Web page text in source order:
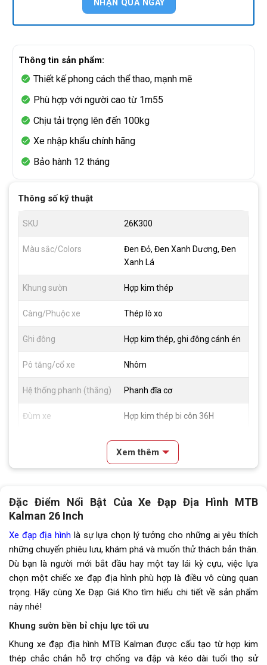
Thông tin sản phẩm:
Thiết kế phong cách thể thao, mạnh mẽ
Phù hợp với người cao từ 1m55
Chịu tải trọng lên đến 100kg
Xe nhập khẩu chính hãng
Bảo hành 12 tháng
Thông số kỹ thuật
SKU 26K300
Màu sắc/Colors
Đen Đỏ, Đen Xanh Dương, Đen
Xanh Lá
Khung sườn Hợp kim thép
Càng/Phuộc xe Thép lò xo
Ghi đông Hợp kim thép, ghi đông cánh én
Pô tăng/cổ xe Nhôm
Hệ thống phanh (thắng) Phanh đĩa cơ
Đùm xe Hợp kim thép bi côn 36H
Hợp kim nhôm
Lốp xe 26x2.125
đạn
Dĩa 1 Tầng
Líp 1 Tầng
Sên (xích) LMC
Trọng lượng xe
Yên Da thể thao
Xem thêm
Đặc Điểm Nổi Bật Của Xe Đạp Địa Hình MTB
Kalman 26 Inch
Xe đạp địa hình là sự lựa chọn lý tưởng cho những ai yêu thích
những chuyến phiêu lưu, khám phá và muốn thử thách bản thân.
Dù bạn là người mới bắt đầu hay một tay lái kỳ cựu, việc lựa
chọn một chiếc xe đạp địa hình phù hợp là điều vô cùng quan
trọng. Hãy cùng Xe Đạp Giá Kho tìm hiểu chi tiết về sản phẩm
này nhé!
Khung sườn bền bỉ chịu lực tối ưu
Khung xe đạp địa hình MTB Kalman được cấu tạo từ hợp kim
thép chắc chắn hỗ trợ chống va đập và kéo dài tuổi thọ sử